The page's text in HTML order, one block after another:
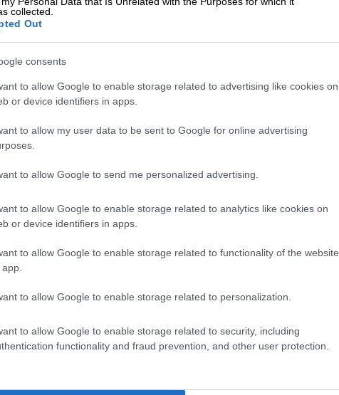
collected.
Out
consents
to allow Google to enable storage related to advertising like cookies on
or device identifiers in apps.
to allow my user data to be sent to Google for online advertising
to allow Google to send me personalized advertising.
to allow Google to enable storage related to analytics like cookies on
or device identifiers in apps.
to allow Google to enable storage related to functionality of the website
to allow Google to enable storage related to personalization.
to allow Google to enable storage related to security, including
functionality and fraud prevention, and other user protection.